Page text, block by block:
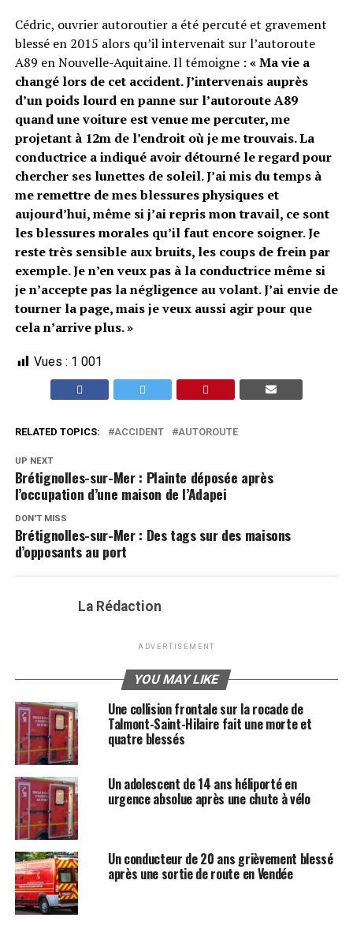
Cédric, ouvrier autoroutier a été percuté et gravement
blessé en 2015 alors qu’il intervenait sur l’autoroute
A89 en Nouvelle-Aquitaine. Il témoigne : « Ma vie a
changé lors de cet accident. J’intervenais auprès
d’un poids lourd en panne sur l’autoroute A89
quand une voiture est venue me percuter, me
projetant à 12m de l’endroit où je me trouvais. La
conductrice a indiqué avoir détourné le regard pour
chercher ses lunettes de soleil. J’ai mis du temps à
me remettre de mes blessures physiques et
aujourd’hui, même si j’ai repris mon travail, ce sont
les blessures morales qu’il faut encore soigner. Je
reste très sensible aux bruits, les coups de frein par
exemple. Je n’en veux pas à la conductrice même si
je n’accepte pas la négligence au volant. J’ai envie de
tourner la page, mais je veux aussi agir pour que
cela n’arrive plus. »
Vues : 1 001
RELATED TOPICS: ACCIDENT AUTOROUTE
UP NEXT
Brétignolles-sur-Mer : Plainte déposée après
l’occupation d’une maison de l’Adapei
DON'T MISS
Brétignolles-sur-Mer : Des tags sur des maisons
d’opposants au port
La Rédaction
ADVERTISEMENT
YOU MAY LIKE
Une collision frontale sur la rocade de
Talmont-Saint-Hilaire fait une morte et
quatre blessés
Un adolescent de 14 ans héliporté en
urgence absolue après une chute à vélo
Un conducteur de 20 ans grièvement blessé
après une sortie de route en Vendée